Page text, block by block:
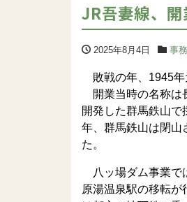
JR吾妻線、
2025年8月4日 事
敗戦の年、1945年
開業当時の名称は
開発した群馬鉄山
年、群馬鉄山は閉山
た。
八ッ場ダム事業で
原湯温泉駅の移転